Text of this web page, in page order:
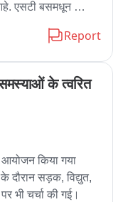
संघर्ष आता अधिक
एसटी बसमधून
विद्यार्थिनी हवेत उडून
झाली असून, थरारक
झाडे हिला तात्काळ
धोक्याबाहेर
सीसीटीव्ही फुटेजच्या
जबाबदारी निश्चित
Report
के त्वरित
किया गया
दौरान सड़क, विद्युत,
भी चर्चा की गई।